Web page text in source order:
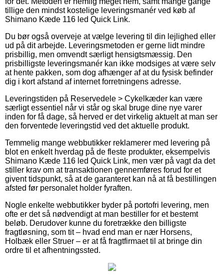
tillige den mindst kostelige leveringsmanér ved køb af
Shimano Kæde 116 led Quick Link.
Du bør også overveje at vælge levering til din lejlighed eller
ud på dit arbejde. Leveringsmetoden er gerne lidt mindre
prisbillig, men omvendt særligt hensigtsmæssig. Den
prisbilligste leveringsmanér kan ikke modsiges at være selv
at hente pakken, som dog afhænger af at du fysisk befinder
dig i kort afstand af internet forretningens adresse.
Leveringstiden på Reservedele > Cykelkæder kan være
særligt essentiel når vi står og skal bruge dine nye varer
inden for få dage, så herved er det virkelig aktuelt at man ser
den forventede leveringstid ved det aktuelle produkt.
Temmelig mange webbutikker reklamerer med levering på
blot en enkelt hverdag på de fleste produkter, eksempelvis
Shimano Kæde 116 led Quick Link, men vær på vagt da det
stiller krav om at transaktionen gennemføres forud for et
givent tidspunkt, så at de garanteret kan nå at få bestillingen
afsted før personalet holder fyraften.
Nogle enkelte webbutikker byder på portofri levering, men
ofte er det så nødvendigt at man bestiller for et bestemt
beløb. Derudover kunne du foretrække den billigste
fragtløsning, som tit – hvad end man er nær Horsens,
Holbæk eller Struer – er at få fragtfirmaet til at bringe din
ordre til et afhentningssted.